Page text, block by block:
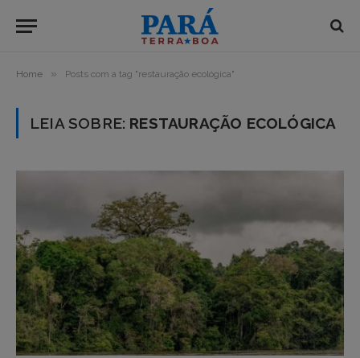
Home » Posts com a tag "restauração ecológica"
LEIA SOBRE: RESTAURAÇÃO ECOLÓGICA